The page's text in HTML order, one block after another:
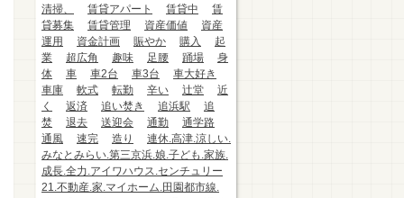
清掃、
賃貸アパート 賃貸中
賃
貸募集
賃貸管理 資産価値
資産
運用
資金計画 賑やか 購入
起
業
超広角 趣味 足腰 踊場
身
体
車 車2台 車3台
車大好き
車庫
軟式 転勤 辛い 辻堂
近
く
返済 追い焚き 追浜駅
追
焚
退去 送迎会 通勤
通学路
通風
速完 造り
連休.高津.涼しい.
みなとみらい.第三京浜.娘.子ども.家族.
成長.全力.アイワハウス.センチュリー
21.不動産.家.マイホーム.田園都市線.